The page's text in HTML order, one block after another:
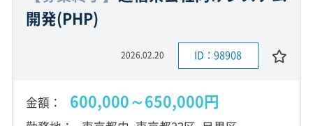
開発(PHP)
2026.02.20 ID：98908
金額 600,000～650,000円